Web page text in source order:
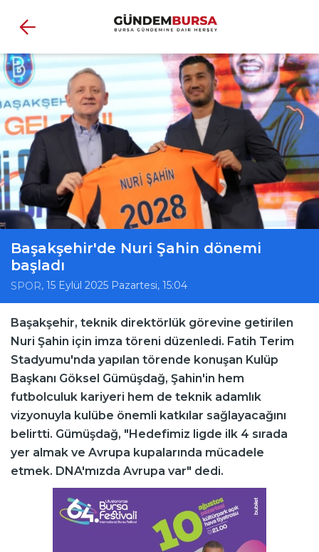
Başakşehir'de Nuri Şahin dönemi
başladı
SPOR, 15 Eylül 2025 Pazartesi, 15:04
Başakşehir, teknik direktörlük görevine getirilen
Nuri Şahin için imza töreni düzenledi. Fatih Terim
Stadyumu'nda yapılan törende konuşan Kulüp
Başkanı Göksel Gümüşdağ, Şahin'in hem
futbolculuk kariyeri hem de teknik adamlık
vizyonuyla kulübe önemli katkılar sağlayacağını
belirtti. Gümüşdağ, "Hedefimiz ligde ilk 4 sırada
yer almak ve Avrupa kupalarında mücadele
etmek. DNA'mızda Avrupa var" dedi.